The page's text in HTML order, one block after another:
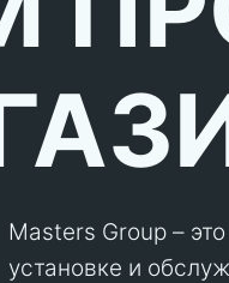
Masters Group –
установке и